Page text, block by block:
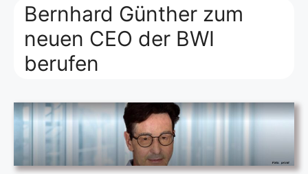
Bernhard Günther zum
neuen CEO der BWI
berufen